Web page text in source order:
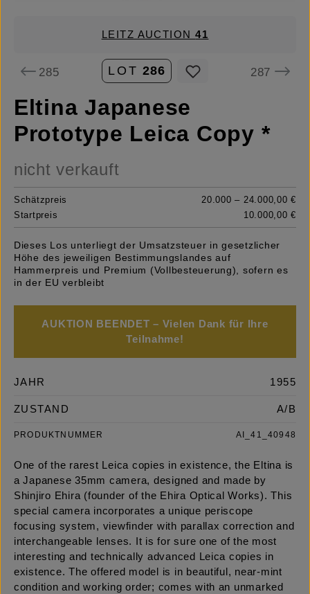
LEITZ AUCTION41
285 LOT 286 287
Eltina Japanese
Prototype Leica Copy *
nicht verkauft
Schätzpreis
20.000 – 24.000,00 €
Startpreis
10.000,00 €
Dieses Los unterliegt der Umsatzsteuer in gesetzlicher
Höhe des jeweiligen Bestimmungslandes auf
Hammerpreis und Premium (Vollbesteuerung), sofern es
in der EU verbleibt
AUKTION BEENDET – Vielen Dank für Ihre
Teilnahme!
JAHR 1955
ZUSTAND A/B
PRODUKTNUMMER AI_41_40948
One of the rarest Leica copies in existence, the Eltina is
a Japanese 35mm camera, designed and made by
Shinjiro Ehira (founder of the Ehira Optical Works). This
special camera incorporates a unique periscope
focusing system, viewfinder with parallax correction and
interchangeable lenses. It is for sure one of the most
interesting and technically advanced Leica copies in
existence. The offered model is in beautiful, near-mint
condition and working order; comes with an unmarked